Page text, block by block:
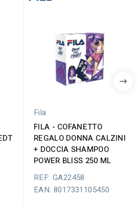
Fila
FILA - COFANETTO
REGALO DONNA CALZINI
+ DOCCIA SHAMPOO
POWER BLISS 250 ML
REF: GA22458
EAN: 8017331105450